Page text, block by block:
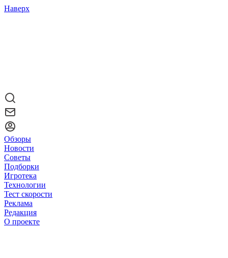
Наверх
Обзоры
Новости
Советы
Подборки
Игротека
Технологии
Тест скорости
Реклама
Редакция
О проекте